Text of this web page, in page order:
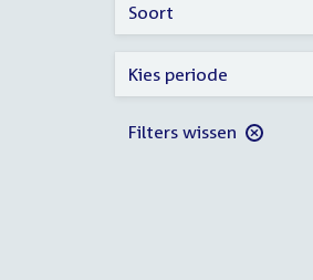
Soort
Kies periode
Filters wissen